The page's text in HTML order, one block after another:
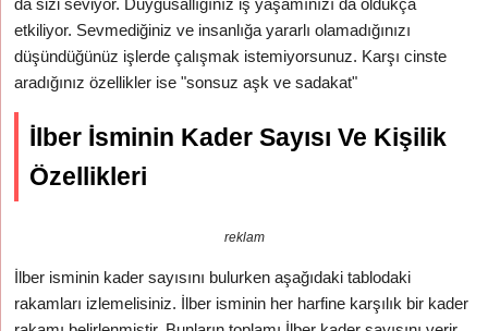
da sizi seviyor. Duygusallığınız iş yaşamınızı da oldukça
etkiliyor. Sevmediğiniz ve insanlığa yararlı olamadığınızı
düşündüğünüz işlerde çalışmak istemiyorsunuz. Karşı cinste
aradığınız özellikler ise "sonsuz aşk ve sadakat"
İlber İsminin Kader Sayısı Ve Kişilik
Özellikleri
reklam
İlber isminin kader sayısını bulurken aşağıdaki tablodaki
rakamları izlemelisiniz. İlber isminin her harfine karşılık bir kader